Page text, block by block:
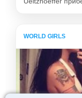
WORLD GIRLS